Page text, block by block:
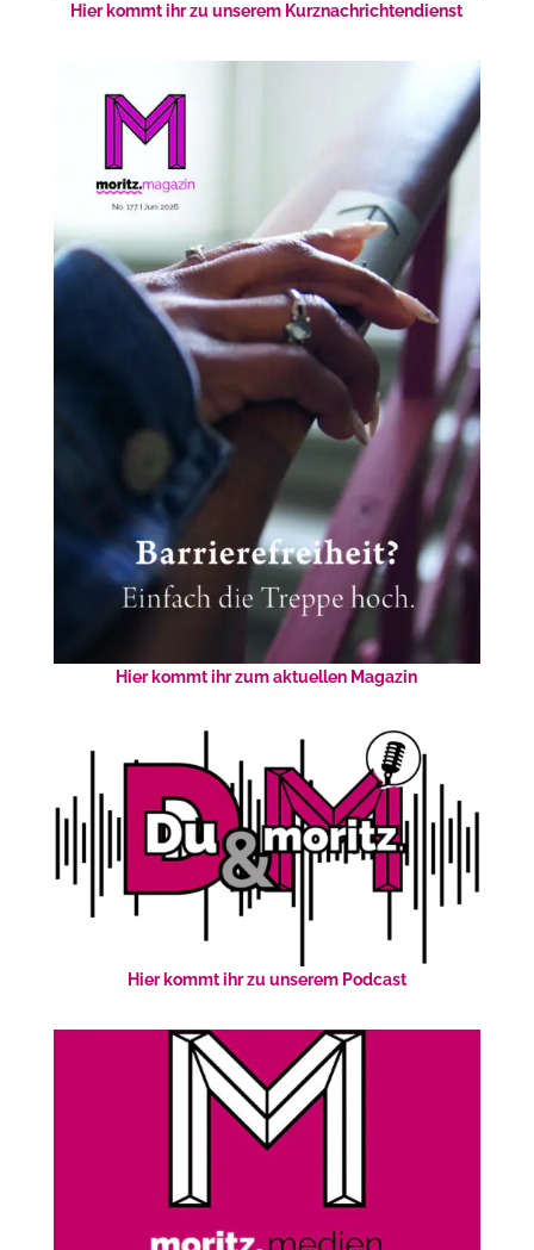
Hier kommt ihr zu unserem Kurznachrichtendienst
Hier kommt ihr zum aktuellen Magazin
Hier kommt ihr zu unserem Podcast